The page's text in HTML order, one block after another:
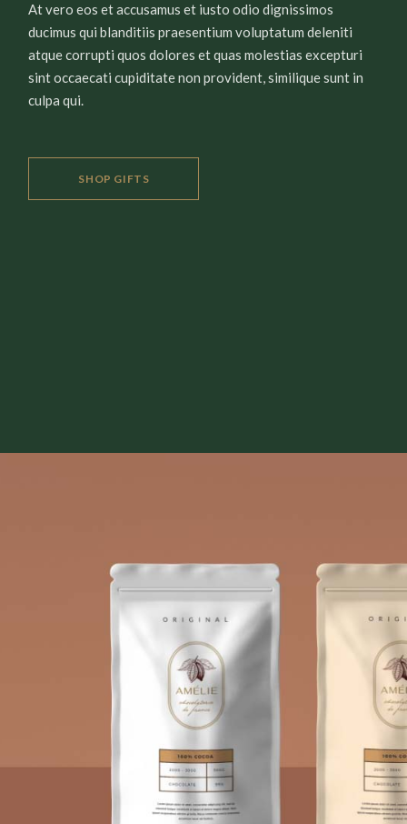
At vero eos et accusamus et iusto odio dignissimos
ducimus qui blanditiis praesentium voluptatum deleniti
atque corrupti quos dolores et quas molestias excepturi
sint occaecati cupiditate non provident, similique sunt in
culpa qui.
SHOP GIFTS